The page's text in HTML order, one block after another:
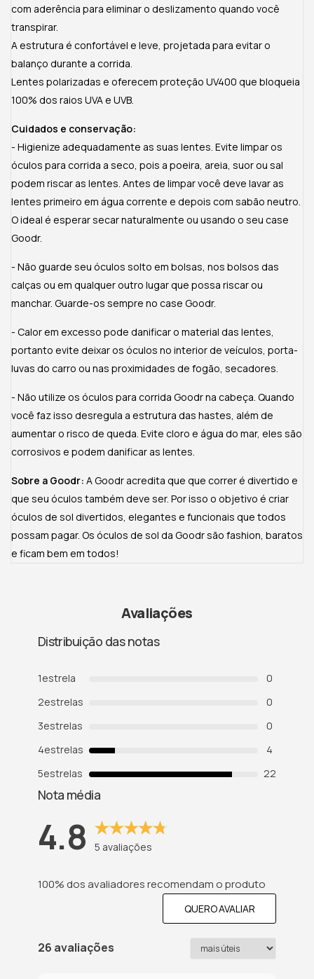
com aderência para eliminar o deslizamento quando você
transpirar.
A estrutura é confortável e leve, projetada para evitar o
balanço durante a corrida.
Lentes polarizadas e oferecem proteção UV400 que bloqueia
100% dos raios UVA e UVB.
Cuidados e conservação:
- Higienize adequadamente as suas lentes. Evite limpar os
óculos para corrida a seco, pois a poeira, areia, suor ou sal
podem riscar as lentes. Antes de limpar você deve lavar as
lentes primeiro em água corrente e depois com sabão neutro.
O ideal é esperar secar naturalmente ou usando o seu case
Goodr.
- Não guarde seu óculos solto em bolsas, nos bolsos das
calças ou em qualquer outro lugar que possa riscar ou
manchar. Guarde-os sempre no case Goodr.
- Calor em excesso pode danificar o material das lentes,
portanto evite deixar os óculos no interior de veículos, porta-
luvas do carro ou nas proximidades de fogão, secadores.
- Não utilize os óculos para corrida Goodr na cabeça. Quando
você faz isso desregula a estrutura das hastes, além de
aumentar o risco de queda. Evite cloro e água do mar, eles são
corrosivos e podem danificar as lentes.
Sobre a Goodr: A Goodr acredita que que correr é divertido e
que seu óculos também deve ser. Por isso o objetivo é criar
óculos de sol divertidos, elegantes e funcionais que todos
possam pagar. Os óculos de sol da Goodr são fashion, baratos
e ficam bem em todos!
Avaliações
Distribuição das notas
1estrela
0
2estrelas
0
3estrelas
0
4estrelas
4
5estrelas 22
Nota média
4.8 5 avaliações
100% dos avaliadores recomendam o produto
QUERO AVALIAR
26 avaliações